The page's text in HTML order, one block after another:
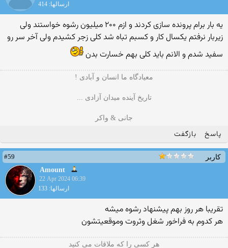
ارسالها: 414
یه بار برام پرونده سازی کردند و ازم ۲۰۰ میلیون رشوه خواستند ولی
زیربار نرفتم یکسال کار و کسبم تباه شد کلی زجر کشیدم ولی آخر سر رو
سفید شدم و الانم باید کلی بهم خسارت بدن
معیادگاه ما انسان و آبادی !
تاریخ آینده میدان آزادی ...
جانی & واکر
پاسخ بازگفت
کاربر
#59
Amount
22 Apr 2024 06:39
ارسالها: 133
تقریبا هر روز بهم پیشنهاد رشوه میشه
هر کدوم به فراخور شغل وثروت وموقعیتشون
هر کسی را که ملاقات می کنید